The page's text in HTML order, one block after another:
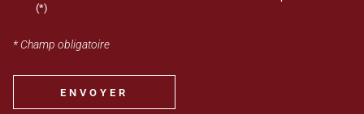
(*)
* Champ obligatoire
ENVOYER